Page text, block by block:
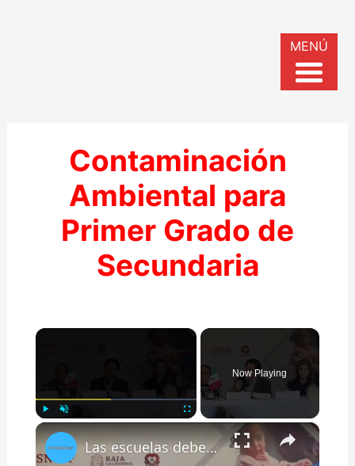
Contaminación
Ambiental para
Primer Grado de
Secundaria
×
Now Playing
×
Las escuelas deben asumirse como el espacio natural para la promoción de hábitos saludables y la prevención de adicciones: SEP
MENÚ